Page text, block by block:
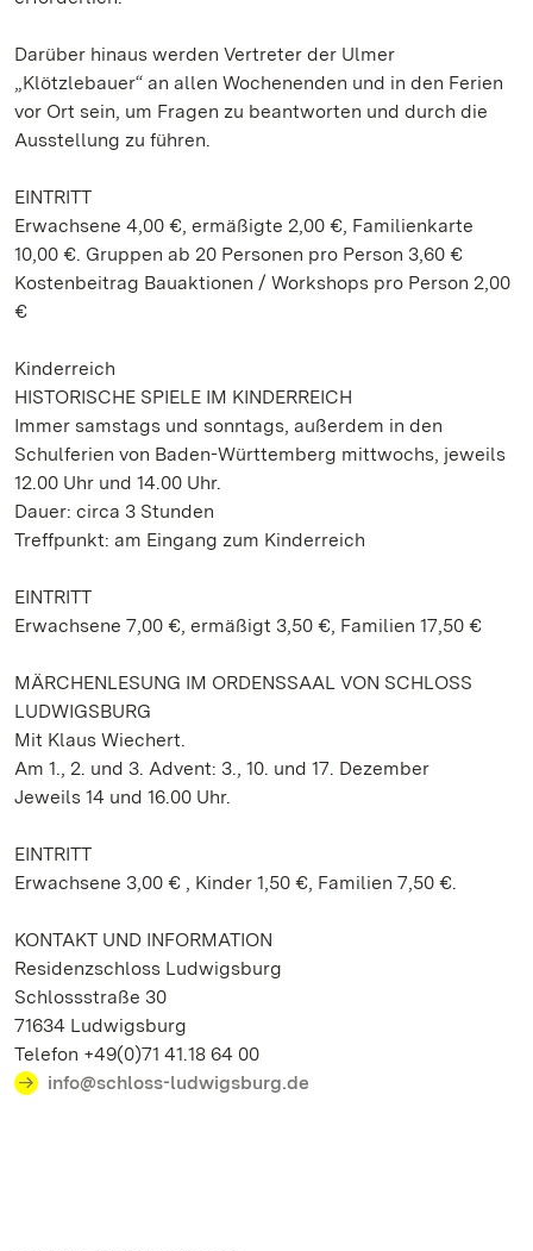
Darüber hinaus werden Vertreter der Ulmer
„Klötzlebauer“ an allen Wochenenden und in den Ferien
vor Ort sein, um Fragen zu beantworten und durch die
Ausstellung zu führen.
EINTRITT
Erwachsene 4,00 €, ermäßigte 2,00 €, Familienkarte
10,00 €. Gruppen ab 20 Personen pro Person 3,60 €
Kostenbeitrag Bauaktionen / Workshops pro Person 2,00
€
Kinderreich
HISTORISCHE SPIELE IM KINDERREICH
Immer samstags und sonntags, außerdem in den
Schulferien von Baden-Württemberg mittwochs, jeweils
12.00 Uhr und 14.00 Uhr.
Dauer: circa 3 Stunden
Treffpunkt: am Eingang zum Kinderreich
EINTRITT
Erwachsene 7,00 €, ermäßigt 3,50 €, Familien 17,50 €
MÄRCHENLESUNG IM ORDENSSAAL VON SCHLOSS
LUDWIGSBURG
Mit Klaus Wiechert.
Am 1., 2. und 3. Advent: 3., 10. und 17. Dezember
Jeweils 14 und 16.00 Uhr.
EINTRITT
Erwachsene 3,00 € , Kinder 1,50 €, Familien 7,50 €.
KONTAKT UND INFORMATION
Residenzschloss Ludwigsburg
Schlossstraße 30
71634 Ludwigsburg
Telefon +49(0)71 41.18 64 00
info@schloss-ludwigsburg.de